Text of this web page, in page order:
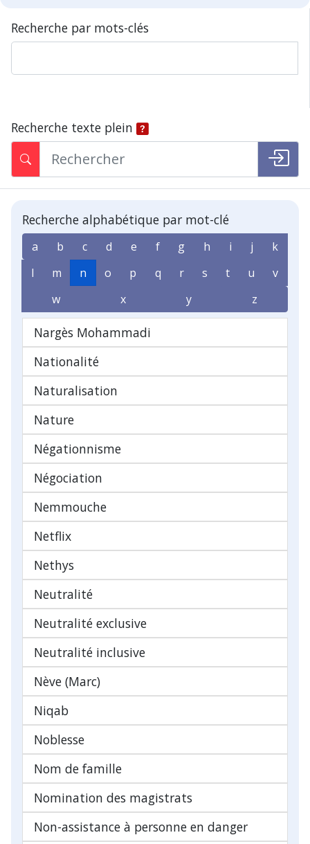
Recherche par mots-clés
Recherche texte plein
Recherche alphabétique par mot-clé
a b c d e f g h i j
k
l
m n o p q r s t u
v
w
x y z
Nargès Mohammadi
Nationalité
Naturalisation
Nature
Négationnisme
Négociation
Nemmouche
Netflix
Nethys
Neutralité
Neutralité exclusive
Neutralité inclusive
Nève (Marc)
Niqab
Noblesse
Nom de famille
Nomination des magistrats
Non-assistance à personne en danger